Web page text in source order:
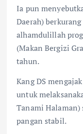
Ia pun
Daerah)
alhamdulillah
(Makan Bergizi
tahun.
Kang DS
untuk
Tanami Halaman)
pangan stabil.